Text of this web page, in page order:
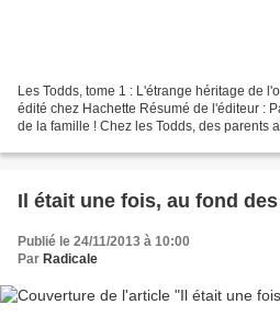
Les Todds, tome 1 : L'étrange héritage de
édité chez Hachette Résumé de l'éditeur :
de la famille ! Chez les Todds, des parents
Il était une fois, au fond
Publié le 24/11/2013 à 10:00
Par Radicale